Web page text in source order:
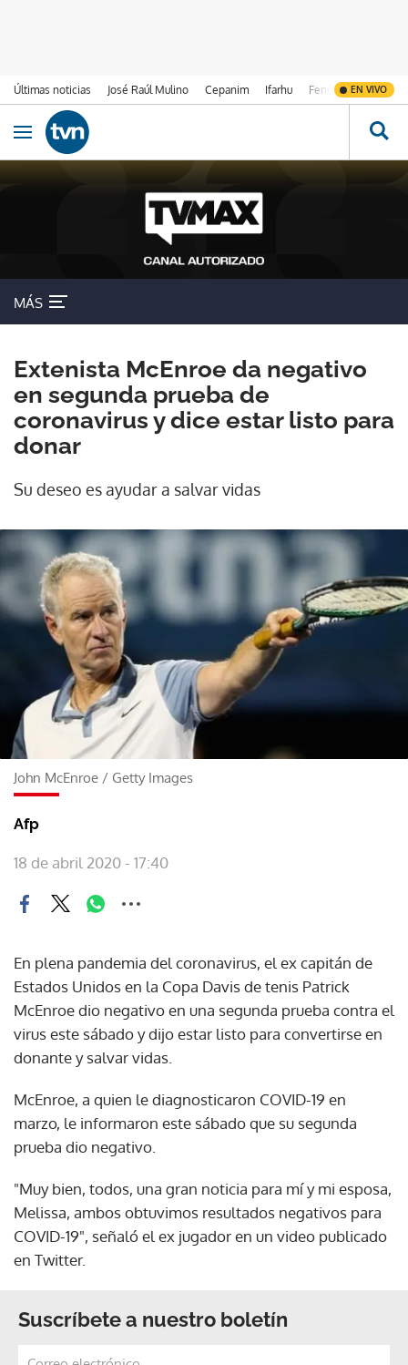
Últimas noticias José Raúl Mulino Cepanim Ifarhu Fenómeno de El
EN VIVO
Ir al contenido
Obrir navegació
MÁS
Extenista McEnroe da negativo
en segunda prueba de
coronavirus y dice estar listo para
donar
Su deseo es ayudar a salvar vidas
John McEnroe / Getty Images
Afp
18 de abril 2020 - 17:40
En plena pandemia del coronavirus, el ex capitán de
Estados Unidos en la Copa Davis de tenis Patrick
McEnroe dio negativo en una segunda prueba contra el
virus este sábado y dijo estar listo para convertirse en
donante y salvar vidas.
McEnroe, a quien le diagnosticaron COVID-19 en
marzo, le informaron este sábado que su segunda
prueba dio negativo.
"Muy bien, todos, una gran noticia para mí y mi esposa,
Melissa, ambos obtuvimos resultados negativos para
COVID-19", señaló el ex jugador en un video publicado
en Twitter.
Suscríbete a nuestro boletín